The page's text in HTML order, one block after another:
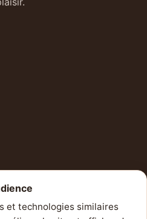
et technologies similaires